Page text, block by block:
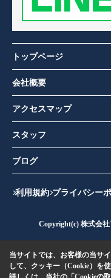
トップページ
会社概要
アクセスマップ
スタッフ
ブログ
利用規約 プライバシー
Copyright(c) 株式会
当サイトでは、お客様の当サ
して、クッキー（Cookie）を